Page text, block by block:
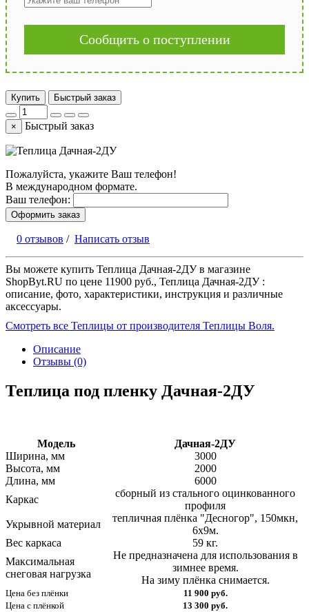
Сообщить о поступлении
Купить Быстрый заказ
× Быстрый заказ
Пожалуйста, укажите Ваш телефон!
В международном формате.
Ваш телефон:
Оформить заказ
0 отзывов / Написать отзыв
Вы можете купить Теплица Дачная-2ДУ в магазине
ShopByt.RU по цене 11900 руб., Теплица Дачная-2ДУ :
описание, фото, характеристики, инструкция и различные
аксессуары.
Смотреть все Теплицы от производителя Теплицы Воля.
Описание
Отзывы (0)
Теплица под пленку Дачная-2ДУ
Модель
Дачная-2ДУ
Ширина, мм
3000
Высота, мм
2000
Длина, мм
6000
Каркас
сборный из стального оцинкованного
профиля
Укрывной материал
тепличная плёнка "Десногор", 150мкн,
6х9м.
Вес каркаса
59 кг.
Максимальная
снеговая нагрузка
Не предназначена для использования в
зимнее время.
На зиму плёнка снимается.
Цена без плёнки
11 900 руб.
Цена с плёнкой
13 300 руб.